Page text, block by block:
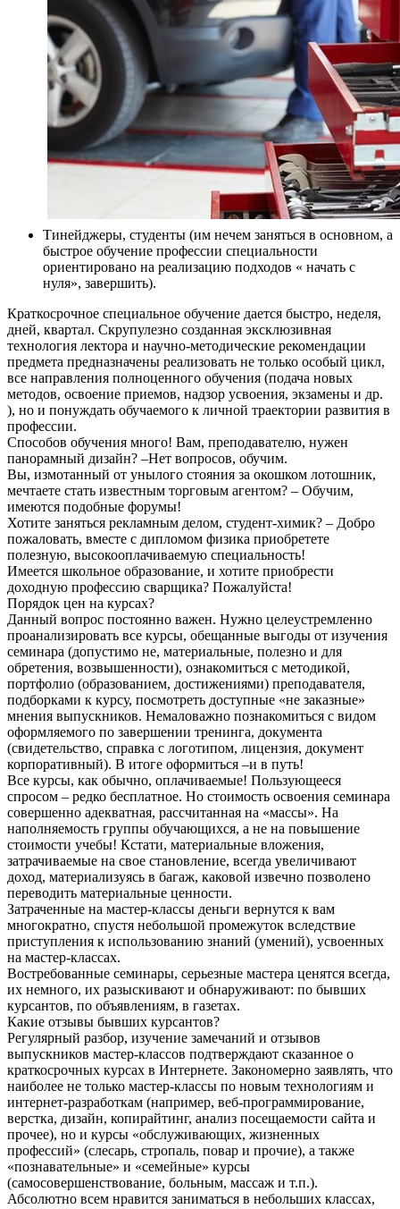
Тинейджеры, студенты (им нечем заняться в основном, а
быстрое обучение профессии специальности
ориентировано на реализацию подходов « начать с
нуля», завершить).
Краткосрочное специальное обучение дается быстро, неделя,
дней, квартал. Скрупулезно созданная эксклюзивная
технология лектора и научно-методические рекомендации
предмета предназначены реализовать не только особый цикл,
все направления полноценного обучения (подача новых
методов, освоение приемов, надзор усвоения, экзамены и др.
), но и понуждать обучаемого к личной траектории развития в
профессии.
Способов обучения много! Вам, преподавателю, нужен
панорамный дизайн? –Нет вопросов, обучим.
Вы, измотанный от унылого стояния за окошком лотошник,
мечтаете стать известным торговым агентом? – Обучим,
имеются подобные форумы!
Хотите заняться рекламным делом, студент-химик? – Добро
пожаловать, вместе с дипломом физика приобретете
полезную, высокооплачиваемую специальность!
Имеется школьное образование, и хотите приобрести
доходную профессию сварщика? Пожалуйста!
Порядок цен на курсах?
Данный вопрос постоянно важен. Нужно целеустремленно
проанализировать все курсы, обещанные выгоды от изучения
семинара (допустимо не, материальные, полезно и для
обретения, возвышенности), ознакомиться с методикой,
портфолио (образованием, достижениями) преподавателя,
подборками к курсу, посмотреть доступные «не заказные»
мнения выпускников. Немаловажно познакомиться с видом
оформляемого по завершении тренинга, документа
(свидетельство, справка с логотипом, лицензия, документ
корпоративный). В итоге оформиться –и в путь!
Все курсы, как обычно, оплачиваемые! Пользующееся
спросом – редко бесплатное. Но стоимость освоения семинара
совершенно адекватная, рассчитанная на «массы». На
наполняемость группы обучающихся, а не на повышение
стоимости учебы! Кстати, материальные вложения,
затрачиваемые на свое становление, всегда увеличивают
доход, материализуясь в багаж, каковой извечно позволено
переводить материальные ценности.
Затраченные на мастер-классы деньги вернутся к вам
многократно, спустя небольшой промежуток вследствие
приступления к использованию знаний (умений), усвоенных
на мастер-классах.
Востребованные семинары, серьезные мастера ценятся всегда,
их немного, их разыскивают и обнаруживают: по бывших
курсантов, по объявлениям, в газетах.
Какие отзывы бывших курсантов?
Регулярный разбор, изучение замечаний и отзывов
выпускников мастер-классов подтверждают сказанное о
краткосрочных курсах в Интернете. Закономерно заявлять, что
наиболее не только мастер-классы по новым технологиям и
интернет-разработкам (например, веб-программирование,
верстка, дизайн, копирайтинг, анализ посещаемости сайта и
прочее), но и курсы «обслуживающих, жизненных
профессий» (слесарь, стропаль, повар и прочие), а также
«познавательные» и «семейные» курсы
(самосовершенствование, больным, массаж и т.п.).
Абсолютно всем нравится заниматься в небольших классах,